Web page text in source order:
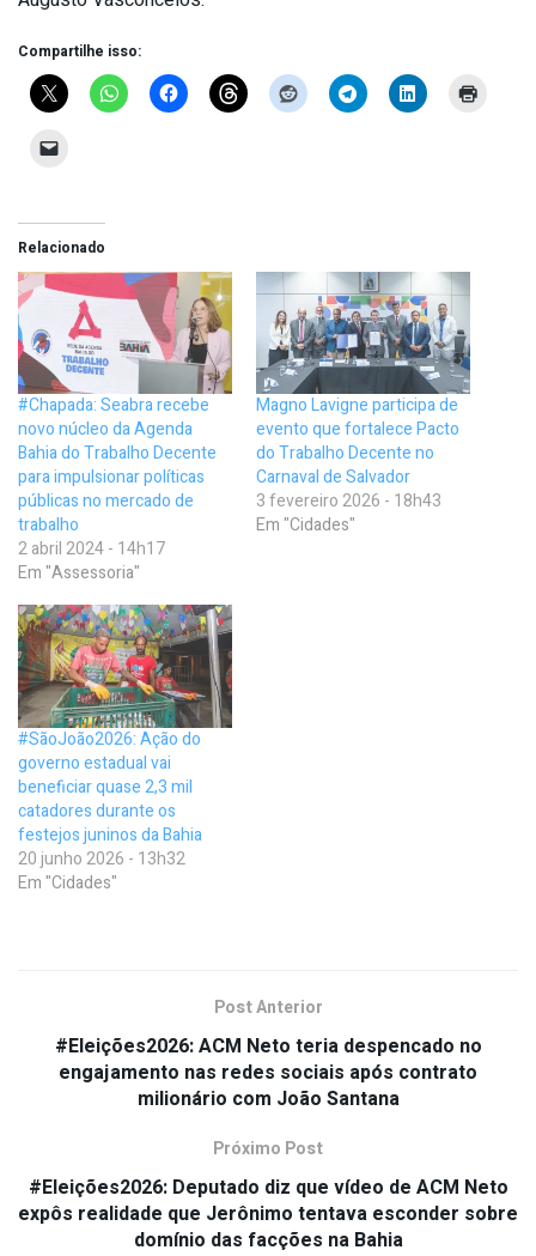
Compartilhe isso:
Relacionado
#Chapada: Seabra recebe
novo núcleo da Agenda
Bahia do Trabalho Decente
para impulsionar políticas
públicas no mercado de
trabalho
2 abril 2024 - 14h17
Em "Assessoria"
Magno Lavigne participa de
evento que fortalece Pacto
do Trabalho Decente no
Carnaval de Salvador
3 fevereiro 2026 - 18h43
Em "Cidades"
#SãoJoão2026: Ação do
governo estadual vai
beneficiar quase 2,3 mil
catadores durante os
festejos juninos da Bahia
20 junho 2026 - 13h32
Em "Cidades"
Post Anterior
#Eleições2026: ACM Neto teria despencado no
engajamento nas redes sociais após contrato
milionário com João Santana
Próximo Post
#Eleições2026: Deputado diz que vídeo de ACM Neto
expôs realidade que Jerônimo tentava esconder sobre
domínio das facções na Bahia